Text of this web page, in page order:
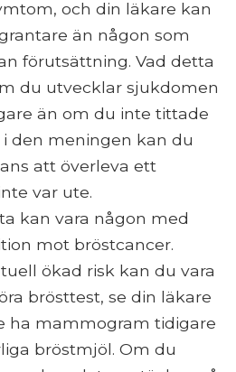
och din läkare kan
än någon som
förutsättning. Vad detta
du utvecklar sjukdomen
än om du inte tittade
den meningen kan du
att överleva ett
var ute.
kan vara någon med
mot bröstcancer.
ökad risk kan du vara
brösttest, se din läkare
ha mammogram tidigare
bröstmjöl. Om du